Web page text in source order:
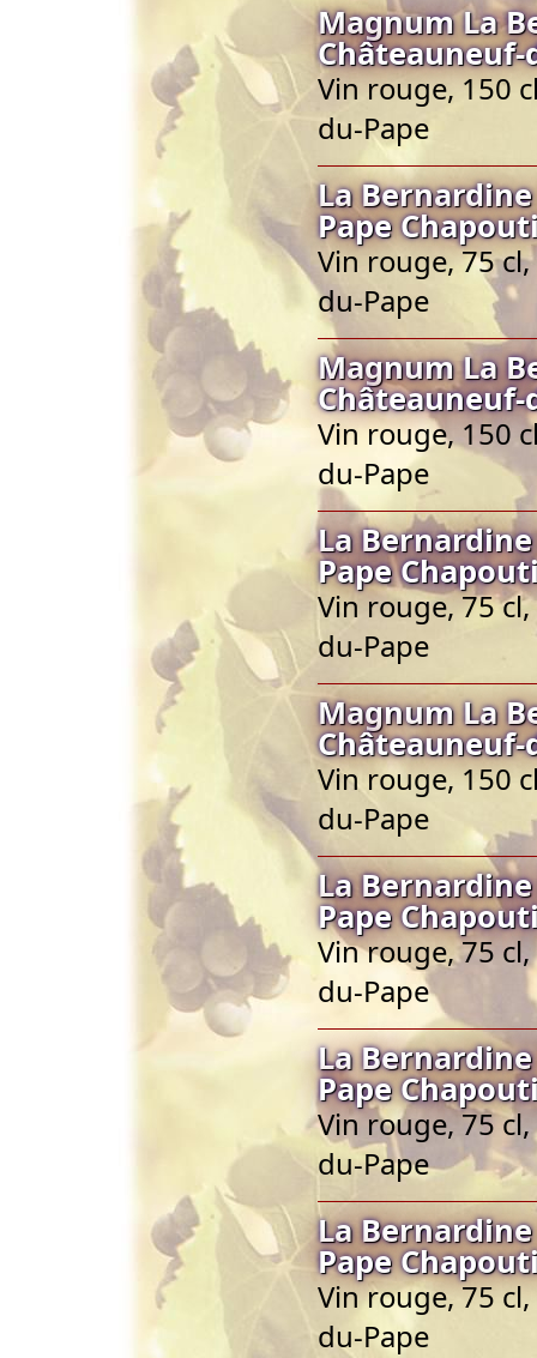
Magnum La
Châteauneuf-
Vin rouge, 150
du-Pape
La
Pape
Vin rouge, 75
du-Pape
Magnum La
Châteauneuf-
Vin rouge, 150
du-Pape
La
Pape
Vin rouge, 75
du-Pape
Magnum La
Châteauneuf-
Vin rouge, 150
du-Pape
La
Pape
Vin rouge, 75
du-Pape
La
Pape
Vin rouge, 75
du-Pape
La
Pape
Vin rouge, 75
du-Pape